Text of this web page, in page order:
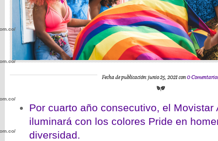
Fecha de publicación: junio 25, 2021 con0
Por cuarto año consecutivo, el Movistar
iluminará con los colores Pride en
diversidad.
wp-
wp-
wp-
wp-